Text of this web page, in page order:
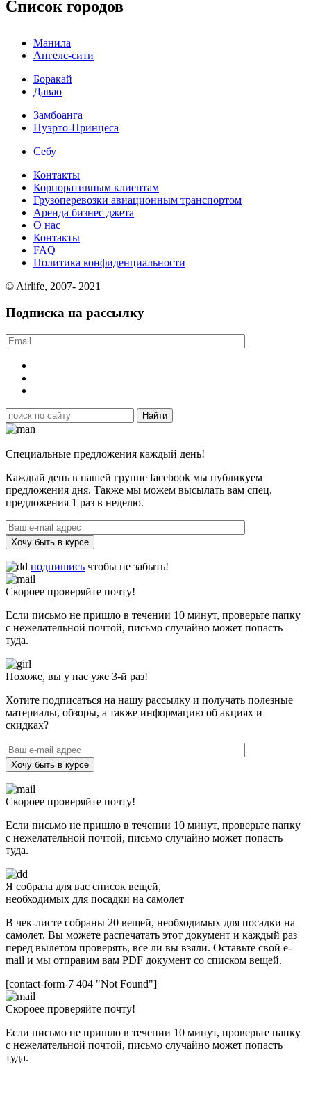
Список городов
Манила
Ангелс-сити
Боракай
Давао
Замбоанга
Пуэрто-Принцеса
Себу
Контакты
Корпоративным клиентам
Грузоперевозки авиационным транспортом
Аренда бизнес джета
О нас
Контакты
FAQ
Политика конфиденциальности
© Airlife, 2007- 2021
Подписка на рассылку
Специальные предложения каждый день!
Каждый день в нашей группе facebook мы публикуем
предложения дня. Также мы можем высылать вам спец.
предложения 1 раз в неделю.
Хочу быть в курсе
подпишись чтобы не забыть!
Скороее проверяйте почту!
Если письмо не пришло в течении 10 минут, проверьте папку
с нежелательной почтой, письмо случайно может попасть
туда.
Похоже, вы у нас уже 3-й раз!
Хотите подписаться на нашу рассылку и получать полезные
материалы, обзоры, а также информацию об акциях и
скидках?
Хочу быть в курсе
Скороее проверяйте почту!
Если письмо не пришло в течении 10 минут, проверьте папку
с нежелательной почтой, письмо случайно может попасть
туда.
Я собрала для вас список вещей,
необходимых для посадки на самолет
В чек-листе собраны 20 вещей, необходимых для посадки на
самолет. Вы можете распечатать этот документ и каждый раз
перед вылетом проверять, все ли вы взяли. Оставьте свой e-
mail и мы отправим вам PDF документ со списком вещей.
[contact-form-7 404 "Not Found"]
Скороее проверяйте почту!
Если письмо не пришло в течении 10 минут, проверьте папку
с нежелательной почтой, письмо случайно может попасть
туда.